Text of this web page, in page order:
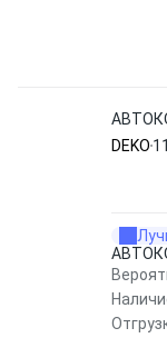
DEKO